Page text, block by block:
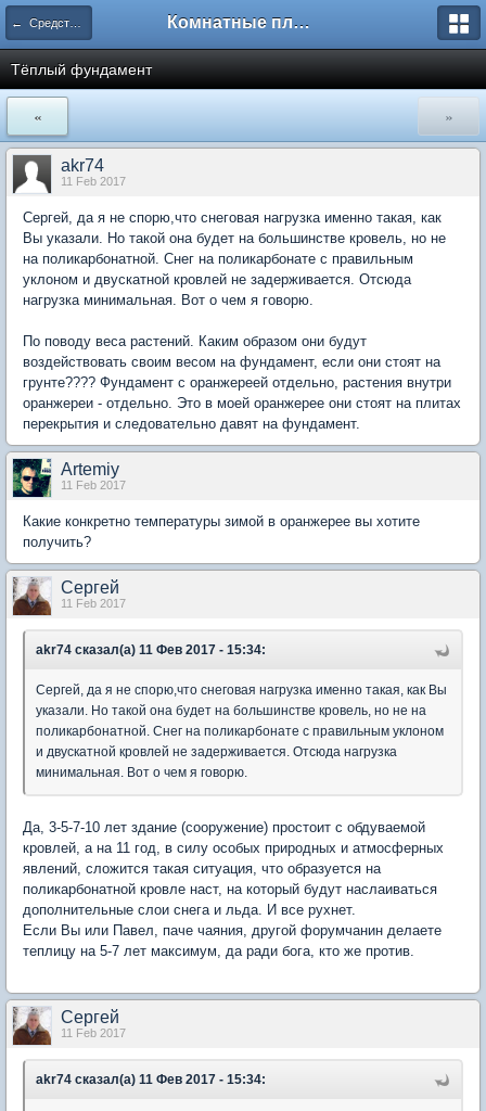
← Средства и оборудование для домашнего сада Комнатные плодовые экзоты
Тёплый фундамент
« »
akr74
11 Feb 2017
Сергей, да я не спорю,что снеговая нагрузка именно такая, как
Вы указали. Но такой она будет на большинстве кровель, но не
на поликарбонатной. Снег на поликарбонате с правильным
уклоном и двускатной кровлей не задерживается. Отсюда
нагрузка минимальная. Вот о чем я говорю.
По поводу веса растений. Каким образом они будут
воздействовать своим весом на фундамент, если они стоят на
грунте???? Фундамент с оранжереей отдельно, растения внутри
оранжереи - отдельно. Это в моей оранжерее они стоят на плитах
перекрытия и следовательно давят на фундамент.
Artemiy
11 Feb 2017
Какие конкретно температуры зимой в оранжерее вы хотите
получить?
Сергей
11 Feb 2017
akr74 сказал(а) 11 Фев 2017 - 15:34:
Сергей, да я не спорю,что снеговая нагрузка именно такая, как Вы
указали. Но такой она будет на большинстве кровель, но не на
поликарбонатной. Снег на поликарбонате с правильным уклоном
и двускатной кровлей не задерживается. Отсюда нагрузка
минимальная. Вот о чем я говорю.
Да, 3-5-7-10 лет здание (сооружение) простоит с обдуваемой
кровлей, а на 11 год, в силу особых природных и атмосферных
явлений, сложится такая ситуация, что образуется на
поликарбонатной кровле наст, на который будут наслаиваться
дополнительные слои снега и льда. И все рухнет.
Если Вы или Павел, паче чаяния, другой форумчанин делаете
теплицу на 5-7 лет максимум, да ради бога, кто же против.
Сергей
11 Feb 2017
akr74 сказал(а) 11 Фев 2017 - 15:34: